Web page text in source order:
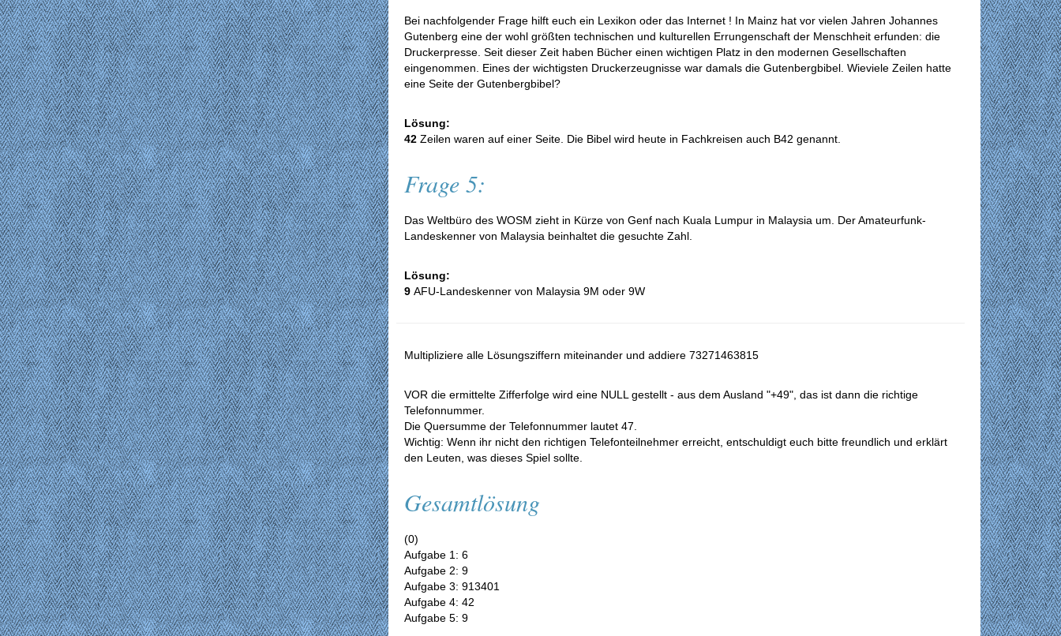
Bei nachfolgender Frage hilft euch ein Lexikon oder das Internet ! In Mainz hat vor vielen Jahren Johannes
Gutenberg eine der wohl größten technischen und kulturellen Errungenschaft der Menschheit erfunden: die
Druckerpresse. Seit dieser Zeit haben Bücher einen wichtigen Platz in den modernen Gesellschaften
eingenommen. Eines der wichtigsten Druckerzeugnisse war damals die Gutenbergbibel. Wieviele Zeilen hatte
eine Seite der Gutenbergbibel?
Lösung:
42 Zeilen waren auf einer Seite. Die Bibel wird heute in Fachkreisen auch B42 genannt.
Frage 5:
Das Weltbüro des WOSM zieht in Kürze von Genf nach Kuala Lumpur in Malaysia um. Der Amateurfunk-
Landeskenner von Malaysia beinhaltet die gesuchte Zahl.
Lösung:
9 AFU-Landeskenner von Malaysia 9M oder 9W
Multipliziere alle Lösungsziffern miteinander und addiere 73271463815
VOR die ermittelte Zifferfolge wird eine NULL gestellt - aus dem Ausland "+49", das ist dann die richtige
Telefonnummer.
Die Quersumme der Telefonnummer lautet 47.
Wichtig: Wenn ihr nicht den richtigen Telefonteilnehmer erreicht, entschuldigt euch bitte freundlich und erklärt
den Leuten, was dieses Spiel sollte.
Gesamtlösung
(0)
Aufgabe 1: 6
Aufgabe 2: 9
Aufgabe 3: 913401
Aufgabe 4: 42
Aufgabe 5: 9